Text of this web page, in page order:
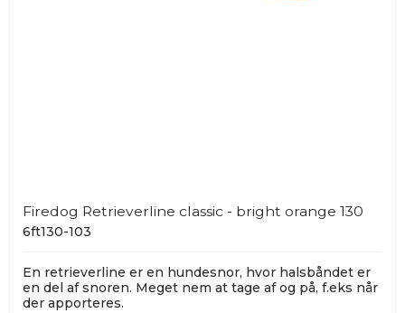
Firedog Retrieverline classic - bright orange 130
6ft130-103
En retrieverline er en hundesnor, hvor halsbåndet er
en del af snoren. Meget nem at tage af og på, f.eks når
der apporteres.